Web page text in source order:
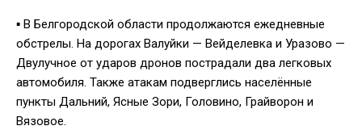
▪️ В Белгородской области продолжаются ежедневные
обстрелы. На дорогах Валуйки — Вейделевка и Уразово —
Двулучное от ударов дронов пострадали два легковых
автомобиля. Также атакам подверглись населённые
пункты Дальний, Ясные Зори, Головино, Грайворон и
Вязовое.